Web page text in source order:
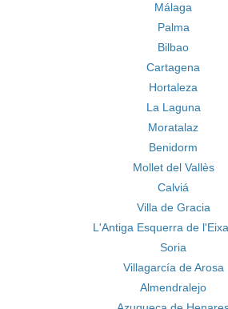
Málaga
Palma
Bilbao
Cartagena
Hortaleza
La Laguna
Moratalaz
Benidorm
Mollet del Vallès
Calviá
Villa de Gracia
L'Antiga Esquerra de
Soria
Villagarcía de Arosa
Almendralejo